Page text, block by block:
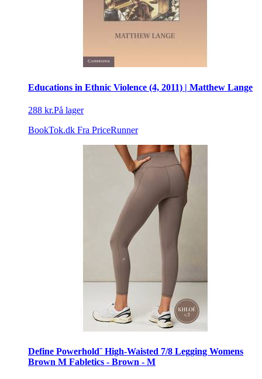
Educations in Ethnic Violence (4, 2011) | Matthew Lange
288 kr.På lager
BookTok.dk Fra PriceRunner
Define Powerhold¨ High-Waisted 7/8 Legging Womens
Brown M Fabletics - Brown - M